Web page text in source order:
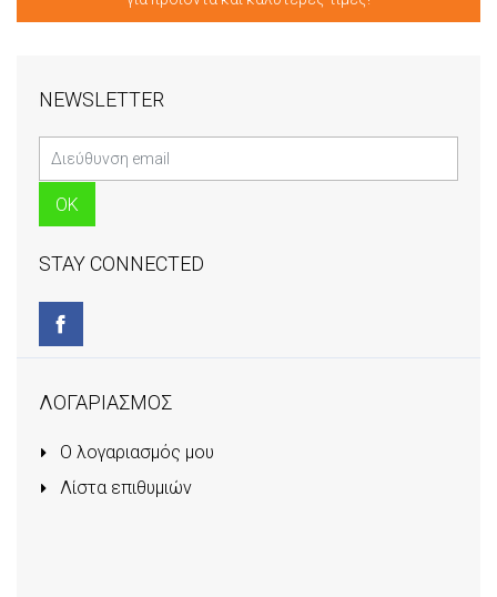
NEWSLETTER
STAY CONNECTED
ΛΟΓΑΡΙΑΣΜΟΣ
Ο λογαριασμός μου
Λίστα επιθυμιών